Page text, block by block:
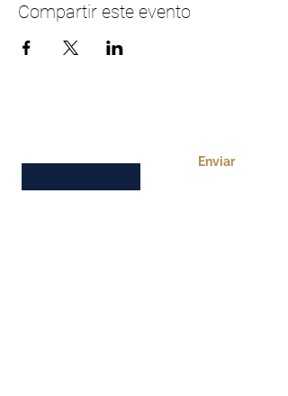
Compartir este evento
Enviar